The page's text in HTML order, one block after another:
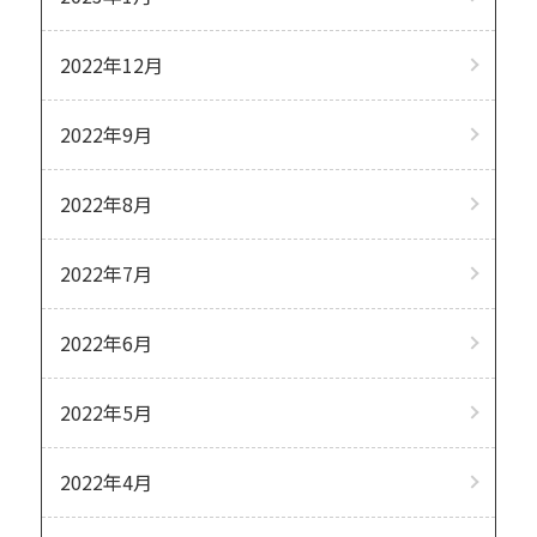
2022年12月
2022年9月
2022年8月
2022年7月
2022年6月
2022年5月
2022年4月